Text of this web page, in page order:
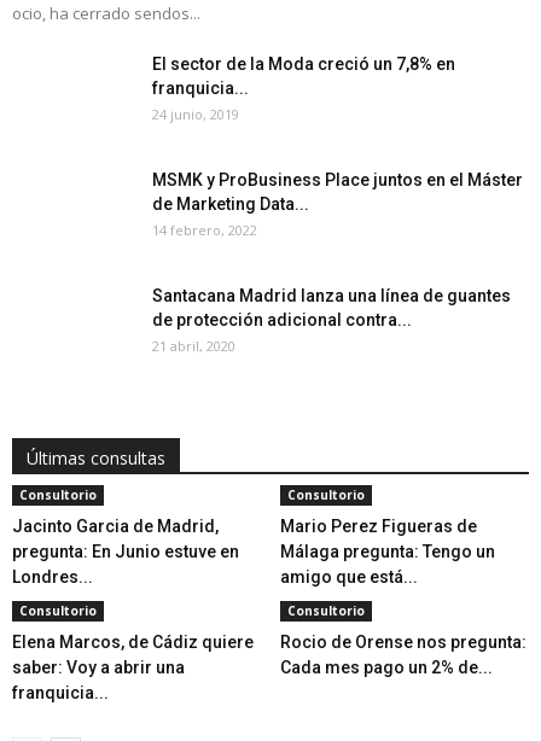
ocio, ha cerrado sendos...
El sector de la Moda creció un 7,8% en
franquicia...
24 junio, 2019
MSMK y ProBusiness Place juntos en el Máster
de Marketing Data...
14 febrero, 2022
Santacana Madrid lanza una línea de guantes
de protección adicional contra...
21 abril, 2020
Últimas consultas
Consultorio
Jacinto Garcia de Madrid,
pregunta: En Junio estuve en
Londres...
Consultorio
Mario Perez Figueras de
Málaga pregunta: Tengo un
amigo que está...
Consultorio
Elena Marcos, de Cádiz quiere
saber: Voy a abrir una
franquicia...
Consultorio
Rocio de Orense nos pregunta:
Cada mes pago un 2% de...